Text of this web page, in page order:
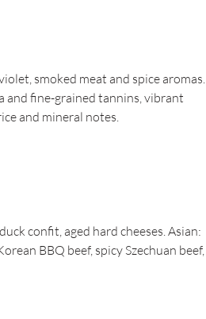
smoked meat and spice aromas.
and fine-grained tannins, vibrant
and mineral notes.
confit, aged hard cheeses. Asian:
BBQ beef, spicy Szechuan beef,